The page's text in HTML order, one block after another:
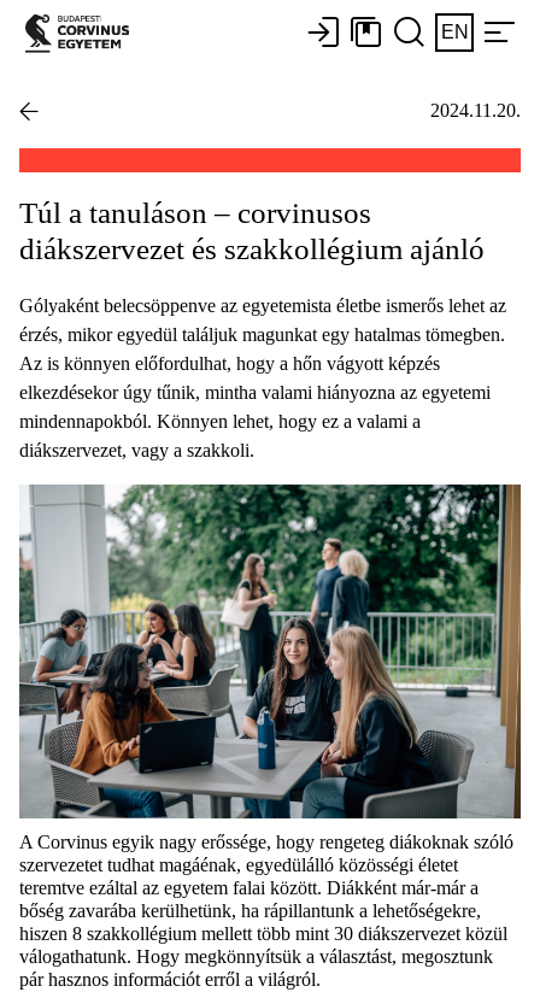
EN
2024.11.20.
Túl a tanuláson – corvinusos
diákszervezet és szakkollégium ajánló
Gólyaként belecsöppenve az egyetemista életbe ismerős lehet az
érzés, mikor egyedül találjuk magunkat egy hatalmas tömegben.
Az is könnyen előfordulhat, hogy a hőn vágyott képzés
elkezdésekor úgy tűnik, mintha valami hiányozna az egyetemi
mindennapokból. Könnyen lehet, hogy ez a valami a
diákszervezet, vagy a szakkoli.
A Corvinus egyik nagy erőssége, hogy rengeteg diákoknak szóló
szervezetet tudhat magáénak, egyedülálló közösségi életet
teremtve ezáltal az egyetem falai között. Diákként már-már a
bőség zavarába kerülhetünk, ha rápillantunk a lehetőségekre,
hiszen 8 szakkollégium mellett több mint 30 diákszervezet közül
válogathatunk. Hogy megkönnyítsük a választást, megosztunk
pár hasznos információt erről a világról.